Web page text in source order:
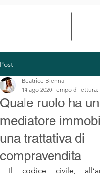
Post
Quale ruolo ha
mediatore
una trattativa di
compravendita
Beatrice Brenna
14 ago 2020 Tempo di lettura:
Il codice civile,